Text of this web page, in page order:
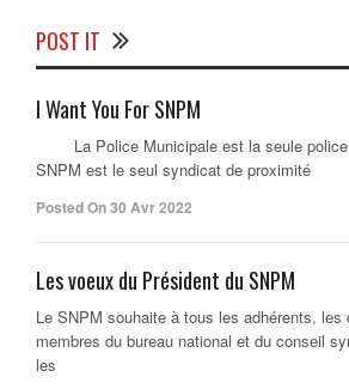
POST IT
I Want You For SNPM
La Police Municipale est la seule police
SNPM est le seul syndicat de proximité
Posted On 30 Avr 2022
Les voeux du Président du SNPM
Le SNPM souhaite à tous les adhérents, les
membres du bureau national et du conseil
les